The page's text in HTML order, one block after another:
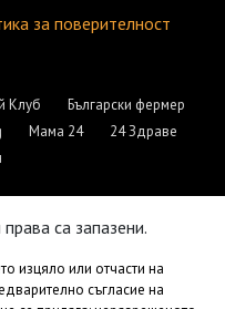
за поверителност
Клуб
Български фермер
Мама 24
24 Здраве
са запазени.
изцяло или отчасти на
съгласие на